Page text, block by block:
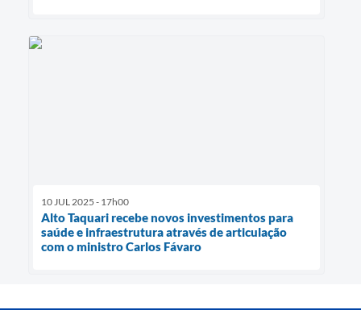
10 JUL 2025 - 17h00
Alto Taquari recebe novos investimentos para
saúde e infraestrutura através de articulação
com o ministro Carlos Fávaro